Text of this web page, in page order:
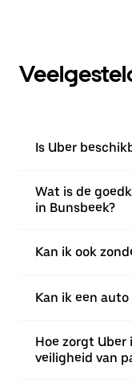
Is Uber
Wat is de
in Bunsbeek?
Kan ik ook
Kan ik een
Hoe zorgt Uber
veiligheid van